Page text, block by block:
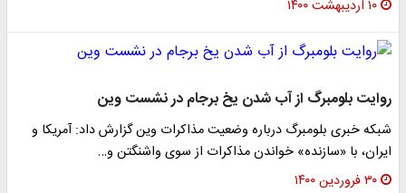
۱۰ اردیبهشت ۱۴۰۰
روایت بلومبرگ از آب شدن یخ برجام در نشست وین
شبکه خبری بلومبرگ درباره وضعیت مذاکرات وین گزارش داد: آمریکا و
ایران، با «سازنده» خواندن مذاکرات از سوی واشنگتن و…
۳۰ فروردین ۱۴۰۰